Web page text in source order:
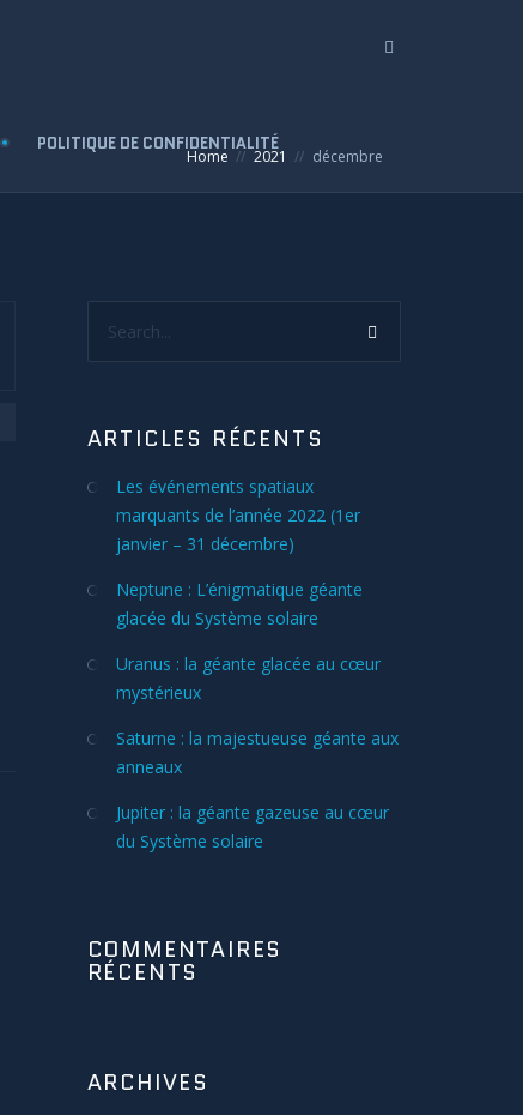
POLITIQUE DE CONFIDENTIALITÉ
Home 2021 décembre
ARTICLES RÉCENTS
Les événements spatiaux
marquants de l’année 2022 (1er
janvier – 31 décembre)
Neptune : L’énigmatique géante
glacée du Système solaire
Uranus : la géante glacée au cœur
mystérieux
Saturne : la majestueuse géante aux
anneaux
Jupiter : la géante gazeuse au cœur
du Système solaire
COMMENTAIRES
RÉCENTS
ARCHIVES